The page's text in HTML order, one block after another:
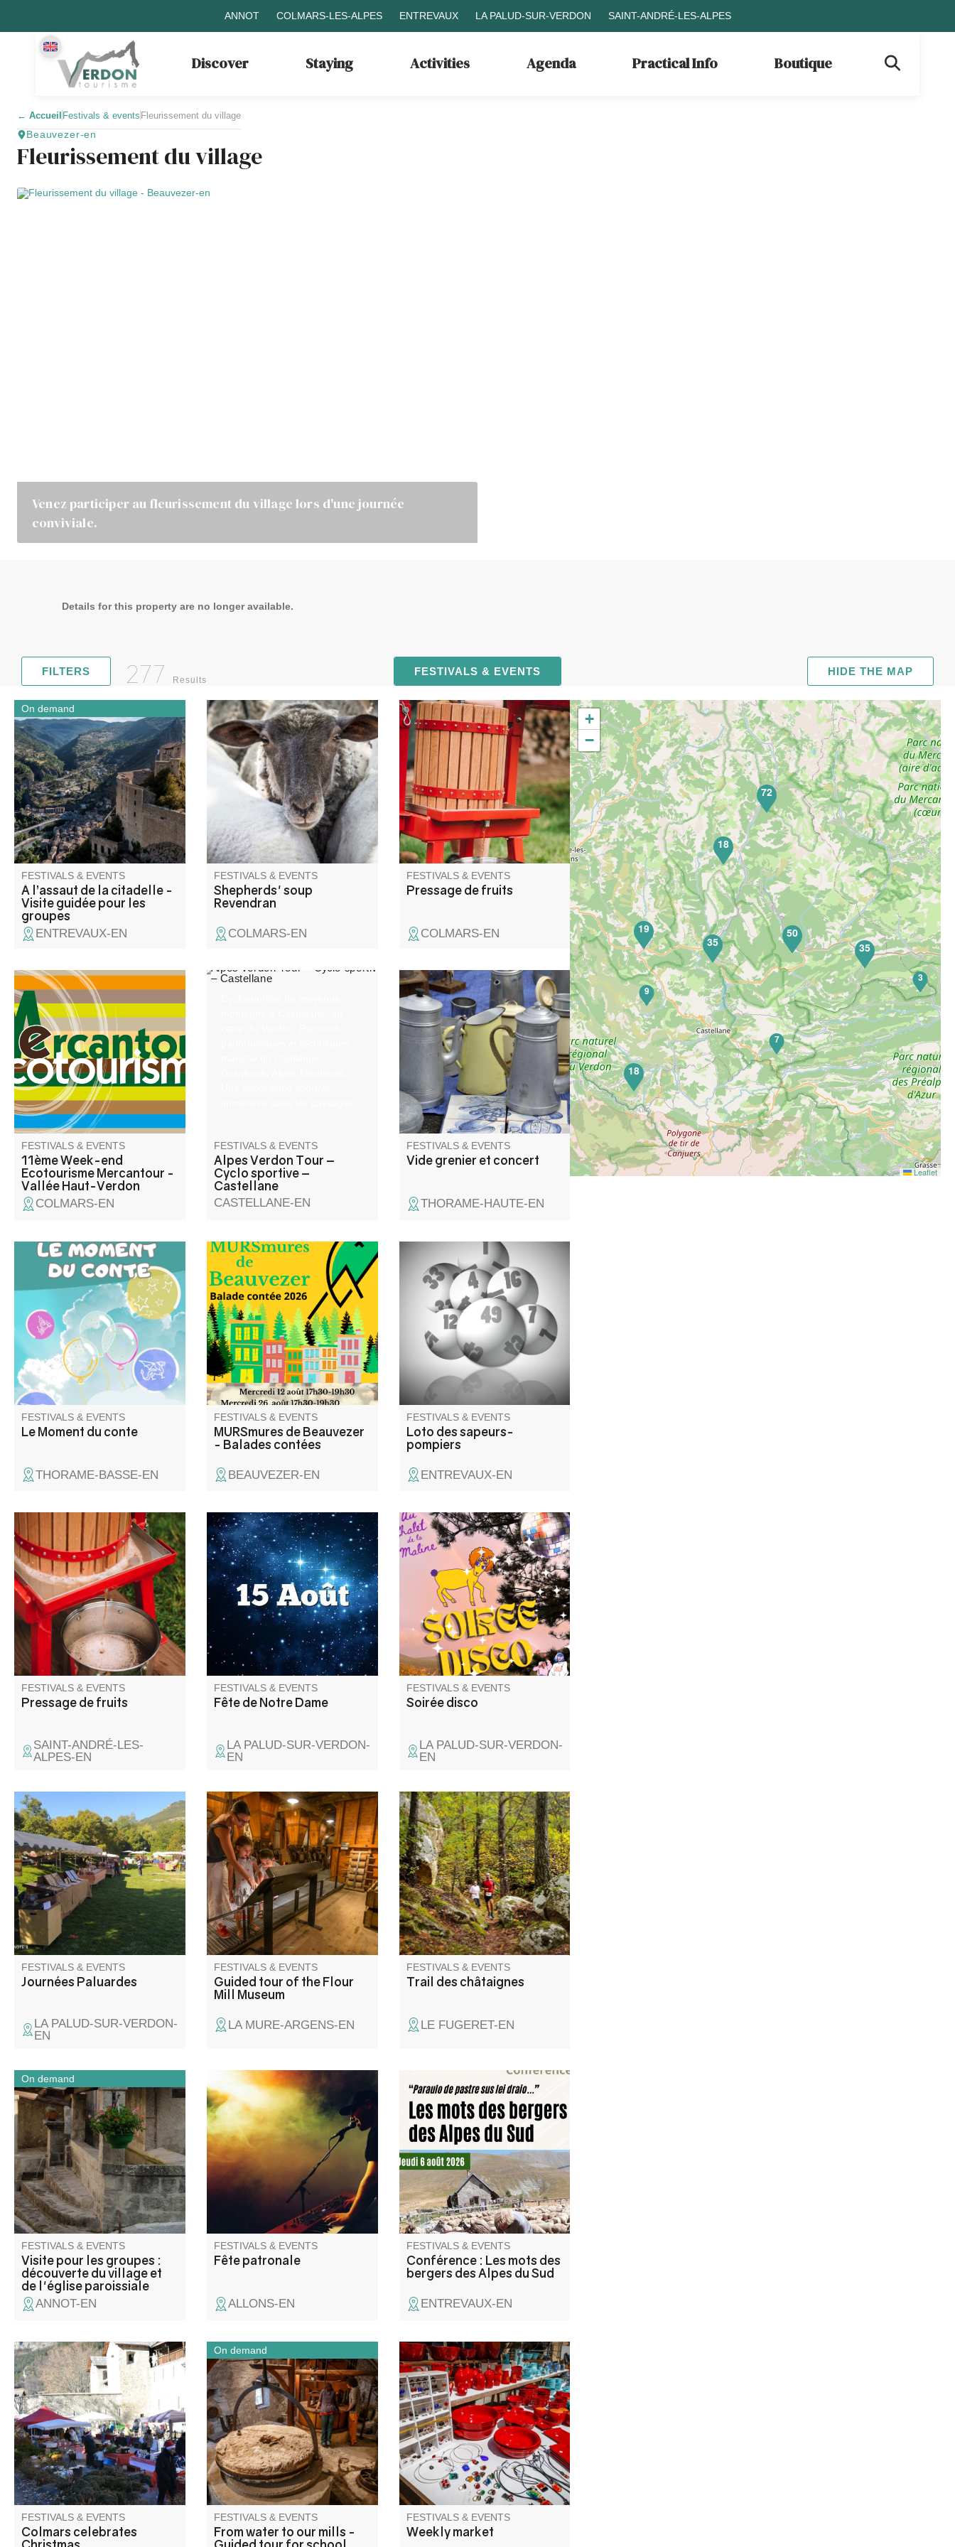
ANNOT COLMARS-LES-ALPES ENTREVAUX LA PALUD-SUR-VERDON SAINT-ANDRÉ-LES-ALPES
Discover Staying Activities Agenda Practical Info Boutique
← Accueil Festivals & events Fleurissement du village
Beauvezer-en
Fleurissement du village
Venez participer au fleurissement du village lors d'une journée
conviviale.
Details for this property are no longer available.
FILTERS 277 Results
FESTIVALS & EVENTS HIDE THE MAP
Ancien château fort, devenue
citadelle puis prison, ce
monument d’Entrevaux
témoigne des différentes
phases de fortifications de la
ville.
FESTIVALS & EVENTS
À l’assaut de la citadelle -
Visite guidée pour les
groupes
On demand
ENTREVAUX-EN
Join us for the "Revendran",
the festival of the
"démontagnée", to share a
moment of conviviality and
taste the shepherds' soup
prepared by the villagers.
FESTIVALS & EVENTS
Shepherds' soup
Revendran
COLMARS-EN
Une journée pour broyer,
presser, pasteuriser, échanger,
et partager sans modération !
FESTIVALS & EVENTS
Pressage de fruits
COLMARS-EN
Week-end Ecotourisme
Mercantour organisé par
l'association Mercantour
Ecotourisme dans le cadre de
son Festival du Tourisme
Durable du mois de septembre
2026 et avec la collaboration
de ses partenaires .
FESTIVALS & EVENTS
11ème Week-end
Ecotourisme Mercantour -
Vallée Haut-Verdon
COLMARS-EN
FESTIVALS & EVENTS
Alpes Verdon Tour –
Cyclo sportive –
Castellane
CASTELLANE-EN
Vide grenier, concert et atelier
de fabrication dans le charmant
petit village
FESTIVALS & EVENTS
Vide grenier et concert
THORAME-HAUTE-EN
Lecture d’albums, d’histoires et
comptines par Aline Daveau.
FESTIVALS & EVENTS
Le Moment du conte
THORAME-BASSE-EN
Elli la conteuse vous balade
dans les rues du village et dans
le temps, à travers les
anecdotes glanées auprès des
habitants du village.
FESTIVALS & EVENTS
MURSmures de Beauvezer
- Balades contées
BEAUVEZER-EN
Come and take part in our
traditional fire department
bingo, with lots of prizes to be
won!
FESTIVALS & EVENTS
Loto des sapeurs-
pompiers
ENTREVAUX-EN
Pressage de fruits locaux
récoltés par les particuliers.
FESTIVALS & EVENTS
Pressage de fruits
SAINT-ANDRÉ-LES-
ALPES-EN
Bals, soirée musicale, concours
de boules, tournoi de foot, jeux
pour enfants… Six jours de fête
clôturés par un aïoli monstre !
FESTIVALS & EVENTS
Fête de Notre Dame
LA PALUD-SUR-VERDON-
EN
Venez passer une bonne
soirée disco au Chalet de la
Maline avec DJ Uman ! Nous
vous attendons nombreux
FESTIVALS & EVENTS
Soirée disco
LA PALUD-SUR-VERDON-
EN
Animations, buvette, visite du
four Peisselon, apéritif offert
par la Commune, repas (sur
réservation) et marché
artisanal et de producteurs.
FESTIVALS & EVENTS
Journées Paluardes
LA PALUD-SUR-VERDON-
EN
Follow the guide: the maze of
this machinery, which has been
transforming wheat into flour
since 1902, will hold no secrets
for you! The site's history and
technical details will help you
better understand how these
machines fit together.
FESTIVALS & EVENTS
Guided tour of the Flour
Mill Museum
LA MURE-ARGENS-EN
The Fugeret Sports Loisirs
association proposes a Trail
through the chestnut grove and
the sublime colors of autumn.
FESTIVALS & EVENTS
Trail des châtaignes
LE FUGERET-EN
An ideal half-day to grasp the
history and soul of this
Southern Alps village.
FESTIVALS & EVENTS
Visite pour les groupes :
découverte du village et
de l'église paroissiale
On demand
ANNOT-EN
Lumière, caméra, action ! Cette
année, Allons fait son cinéma
et brillera sous les projecteurs
de la vallée du Verdon.
FESTIVALS & EVENTS
Fête patronale
ALLONS-EN
"Paraulo de pastre sus lei
draio", une conférence sur le
vocabulaire spécifique des
bergers par Jean-Luc
Domenge, président de
l'association Petra Castellana.
FESTIVALS & EVENTS
Conférence : Les mots des
bergers des Alpes du Sud
ENTREVAUX-EN
Artisan and flavour market in
the colors of Christmas. Santa
Claus parade and candy
distribution, raffle, turkey
weighing and mulled wine.
Friendly atmosphere around a
fire and hot chestnuts!
Entertainment by local
associations.
FESTIVALS & EVENTS
Colmars celebrates
Through the power of water,
discover with your students the
production and processing
cycles of wheat and olives, or
how water is at the heart of
human activities in this small
Provencal village.
FESTIVALS & EVENTS
From water to our mills -
On demand
The traditional market with its
colorful stalls is a must-see
event.
FESTIVALS & EVENTS
Weekly market
18
7
3
9
19
35
50
35
18
72
+
−
Leaflet